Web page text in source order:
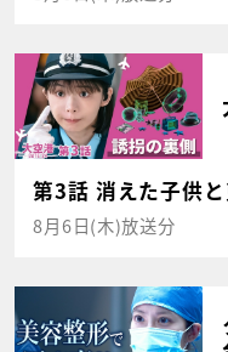
第3話 消えた子供と
8月6日(木)放送分